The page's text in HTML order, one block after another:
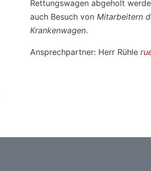
Rettungswagen abgeholt
auch Besuch vonMitarbeitern
Krankenwagen.
Ansprechpartner: Herr Rühle